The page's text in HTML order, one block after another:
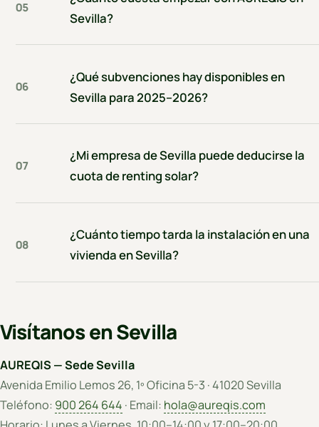
05
Sevilla?
06
¿Qué subvenciones hay disponibles en
Sevilla para 2025–2026?
07
¿Mi empresa de Sevilla puede deducirse la
cuota de renting solar?
08
¿Cuánto tiempo tarda la instalación en una
vivienda en Sevilla?
Visítanos en Sevilla
AUREQIS — Sede Sevilla
Avenida Emilio Lemos 26, 1º Oficina 5-3 · 41020 Sevilla
Teléfono: 900 264 644 · Email: hola@aureqis.com